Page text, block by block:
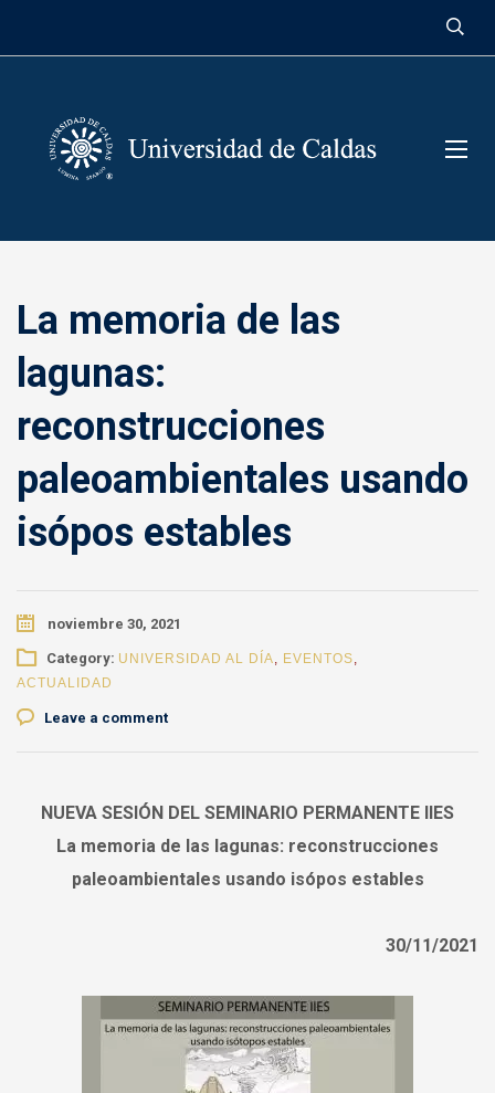
La memoria de las
lagunas:
reconstrucciones
paleoambientales usando
isópos estables
noviembre 30, 2021
Category: UNIVERSIDAD AL DÍA, EVENTOS,
ACTUALIDAD
Leave a comment
NUEVA SESIÓN DEL SEMINARIO PERMANENTE IIES
La memoria de las lagunas: reconstrucciones
paleoambientales usando isópos estables
30/11/2021